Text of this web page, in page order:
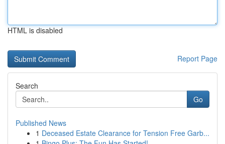
HTML is disabled
Report Page
Search
Go
Published News
1 Deceased Estate Clearance for Tension Free Garb...